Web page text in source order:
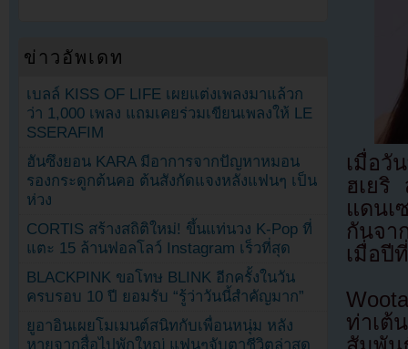
เมื่อวั
ฮเยริ
แดนเ
กันจา
เมื่อปี
ท่าเต้
ข่าวอัพเดท
เบลล์ KISS OF LIFE เผยแต่งเพลงมาแล้วก
ว่า 1,000 เพลง แถมเคยร่วมเขียนเพลงให้ LE
SSERAFIM
ฮันซึงยอน KARA มีอาการจากปัญหาหมอน
รองกระดูกต้นคอ ต้นสังกัดแจงหลังแฟนๆ เป็น
ห่วง
CORTIS สร้างสถิติใหม่! ขึ้นแท่นวง K-Pop ที่
แตะ 15 ล้านฟอลโลว์ Instagram เร็วที่สุด
BLACKPINK ขอโทษ BLINK อีกครั้งในวัน
ครบรอบ 10 ปี ยอมรับ “รู้ว่าวันนี้สำคัญมาก”
ยูอาอินเผยโมเมนต์สนิทกับเพื่อนหนุ่ม หลัง
หายจากสื่อไปพักใหญ่ แฟนๆจับตาชีวิตล่าสุด